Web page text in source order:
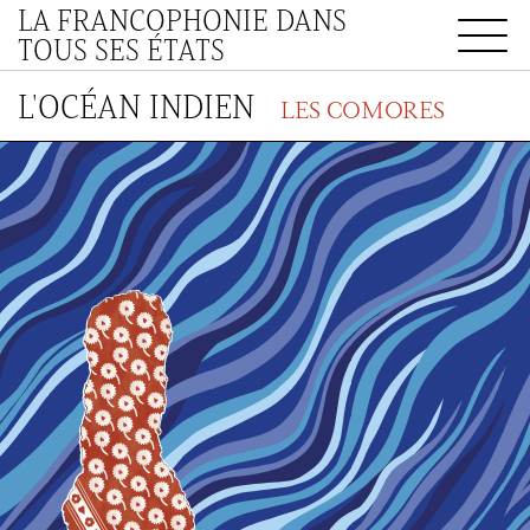
LA FRANCOPHONIE DANS
TOUS SES ÉTATS
L'OCÉAN INDIEN LES COMORES